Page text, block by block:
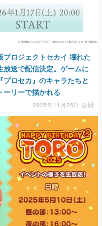
プロジェクトセカイ 壊れた
送で配信決定。ゲームに
ロセカ』のキャラたちと
ーリーで描かれる
2025年11月25日 公開